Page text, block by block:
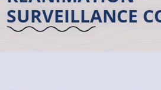
SURVEILLANCE